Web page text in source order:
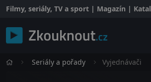
Filmy, seriály, TV a sport | Magazín |
Seriály a pořady Vyjednávači